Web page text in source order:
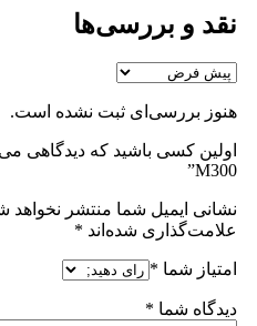
نقد و بررسی‌ها
هنوز بررسی‌ای ثبت نشده است.
اولین کسی باشید که دیدگاهی
M300”
نشانی ایمیل شما منتشر نخواهد
علامت‌گذاری شده‌اند *
امتیاز شما *
دیدگاه شما *